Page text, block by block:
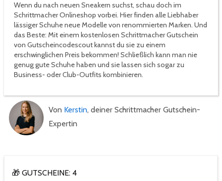
Wenn du nach neuen Sneakern suchst, schau doch im
Schrittmacher Onlineshop vorbei. Hier finden alle Liebhaber
lässiger Schuhe neue Modelle von renommierten Marken. Und
das Beste: Mit einem kostenlosen Schrittmacher Gutschein
von Gutscheincodescout kannst du sie zu einem
erschwinglichen Preis bekommen! Schließlich kann man nie
genug gute Schuhe haben und sie lassen sich sogar zu
Business- oder Club-Outfits kombinieren.
Von Kerstin, deiner Schrittmacher Gutschein-
Expertin
🎁 GUTSCHEINE: 4